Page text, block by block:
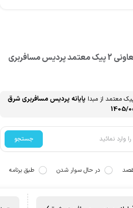
2 پیک معتمد
پرديس مسافربري
از مبدا پایانه پرديس مسافربري شرق
جستجو
در حال سوار شدن طبق برنامه